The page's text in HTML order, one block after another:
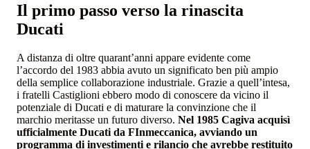
Il primo passo verso la rinascita
Ducati
A distanza di oltre quarant’anni appare evidente come
l’accordo del 1983 abbia avuto un significato ben più ampio
della semplice collaborazione industriale. Grazie a quell’intesa,
i fratelli Castiglioni ebbero modo di conoscere da vicino il
potenziale di Ducati e di maturare la convinzione che il
marchio meritasse un futuro diverso. Nel 1985 Cagiva acquisì
ufficialmente Ducati da FInmeccanica, avviando un
programma di investimenti e rilancio che avrebbe restituito